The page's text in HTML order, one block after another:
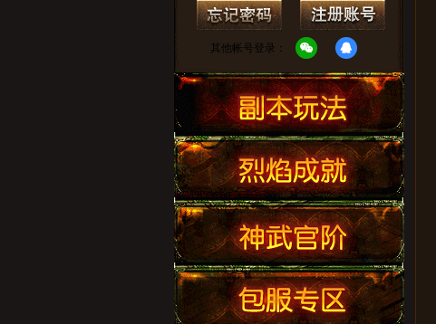
其他帐号登录：